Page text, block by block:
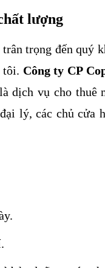
lượng
trọng đến quý
tôi. Công ty CP
dịch vụ cho thuê
lý, các chủ cửa